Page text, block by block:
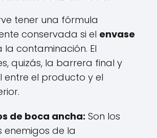
tener una fórmula
conservada si el envase
la contaminación. El
quizás, la barrera final y
entre el producto y el
de boca ancha: Son los
enemigos de la